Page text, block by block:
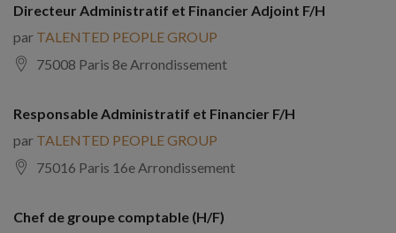
Directeur Administratif et Financier Adjoint F/H
par TALENTED PEOPLE GROUP
75008 Paris 8e Arrondissement
Responsable Administratif et Financier F/H
par TALENTED PEOPLE GROUP
75016 Paris 16e Arrondissement
Chef de groupe comptable (H/F)